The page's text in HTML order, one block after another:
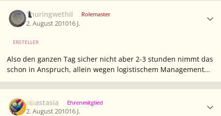
Thuringwethil Rolemaster
2. August 201016 J.
ERSTELLER
Also den ganzen Tag sicher nicht aber 2-3 stunden nimmt das
schon in Anspruch, allein wegen logistischem Management...
Anastasia Ehrenmitglied
2. August 201016 J.